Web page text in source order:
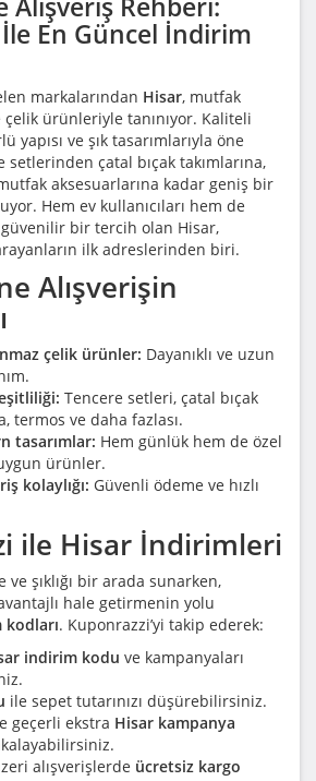
En Güncel İndirim
markalarından Hisar, mutfak
çelik ürünleriyle tanınıyor. Kaliteli
yapısı ve şık tasarımlarıyla öne
setlerinden çatal bıçak takımlarına,
aksesuarlarına kadar geniş bir
Hem ev kullanıcıları hem de
bir tercih olan Hisar,
ilk adreslerinden biri.
Alışverişin
çelik ürünler: Dayanıklı ve uzun
Tencere setleri, çatal bıçak
termos ve daha fazlası.
tasarımlar: Hem günlük hem de özel
ürünler.
kolaylığı: Güvenli ödeme ve hızlı
ile Hisar İndirimleri
şıklığı bir arada sunarken,
hale getirmenin yolu
. Kuponrazzi’yi takip ederek:
indirim kodu ve kampanyaları
ile sepet tutarınızı düşürebilirsiniz.
geçerli ekstra Hisar kampanya
alışverişlerde ücretsiz kargo